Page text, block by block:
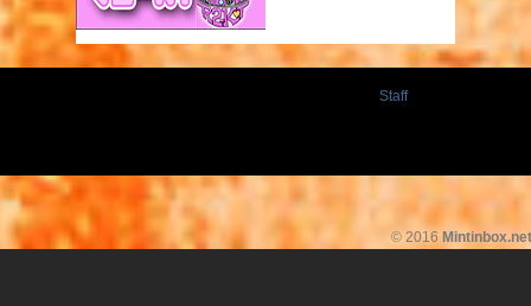
Staff
© 2016 Mintinbox.net